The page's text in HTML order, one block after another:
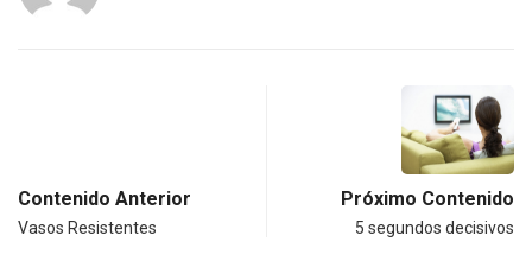
Contenido Anterior
Vasos Resistentes
Próximo Contenido
5 segundos decisivos